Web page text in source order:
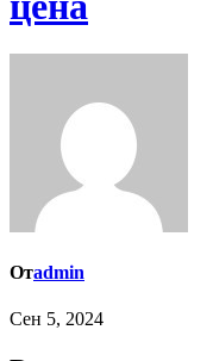
Отadmin
Сен 5, 2024